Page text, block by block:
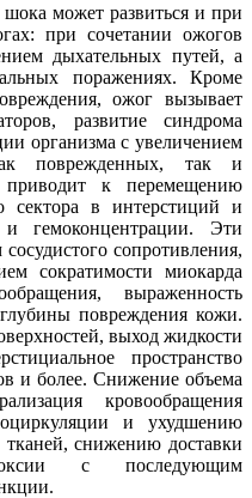
может развиться и при
при сочетании ожогов
дыхательных путей, а
поражениях. Кроме
ожог вызывает
развитие синдрома
организма с увеличением
поврежденных, так и
к перемещению
сектора в интерстиций и
гемоконцентрации. Эти
сопротивления,
сократимости миокарда
выраженность
повреждения кожи.
выход жидкости
пространство
и более. Снижение объема
кровообращения
и ухудшению
снижению доставки
с последующим